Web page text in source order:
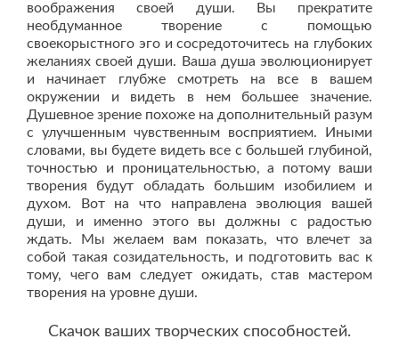
воображения своей души. Вы прекратите
необдуманное творение с помощью
своекорыстного эго и сосредоточитесь на глубоких
желаниях своей души. Ваша душа эволюционирует
и начинает глубже смотреть на все в вашем
окружении и видеть в нем большее значение.
Душевное зрение похоже на дополнительный разум
с улучшенным чувственным восприятием. Иными
словами, вы будете видеть все с большей глубиной,
точностью и проницательностью, а потому ваши
творения будут обладать большим изобилием и
духом. Вот на что направлена эволюция вашей
души, и именно этого вы должны с радостью
ждать. Мы желаем вам показать, что влечет за
собой такая созидательность, и подготовить вас к
тому, чего вам следует ожидать, став мастером
творения на уровне души.
Скачок ваших творческих способностей.